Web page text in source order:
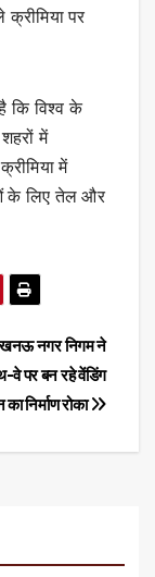
पर
कि विश्व के
में
में
के लिए तेल और
नगर निगम ने
वे पर बन रहे वेंडिंग
का निर्माण रोका